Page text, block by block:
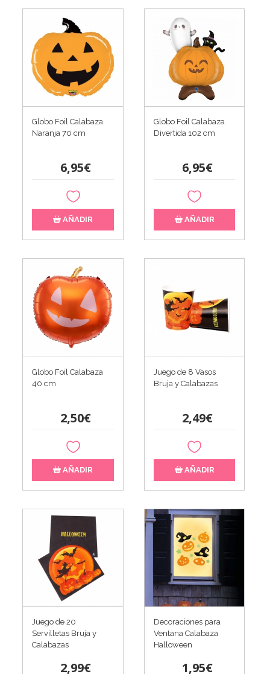
Globo Foil Calabaza
Naranja 70 cm
6,95€
AÑADIR
Globo Foil Calabaza
Divertida 102 cm
6,95€
AÑADIR
Globo Foil Calabaza
40 cm
2,50€
AÑADIR
Juego de 8 Vasos
Bruja y Calabazas
2,49€
AÑADIR
Juego de 20
Servilletas Bruja y
Calabazas
2,99€
Decoraciones para
Ventana Calabaza
Halloween
1,95€